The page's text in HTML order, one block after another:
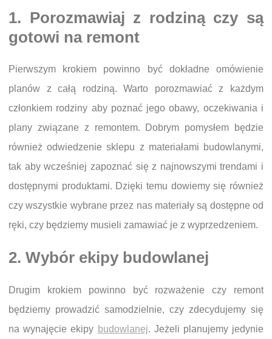
1. Porozmawiaj z rodziną czy są
gotowi na remont
Pierwszym krokiem powinno być dokładne omówienie
planów z całą rodziną. Warto porozmawiać z każdym
członkiem rodziny aby poznać jego obawy, oczekiwania i
plany związane z remontem. Dobrym pomysłem będzie
również odwiedzenie sklepu z materiałami budowlanymi,
tak aby wcześniej zapoznać się z najnowszymi trendami i
dostępnymi produktami. Dzięki temu dowiemy się również
czy wszystkie wybrane przez nas materiały są dostępne od
ręki, czy będziemy musieli zamawiać je z wyprzedzeniem.
2. Wybór ekipy budowlanej
Drugim krokiem powinno być rozważenie czy remont
będziemy prowadzić samodzielnie, czy zdecydujemy się
na wynajęcie ekipy budowlanej. Jeżeli planujemy jedynie